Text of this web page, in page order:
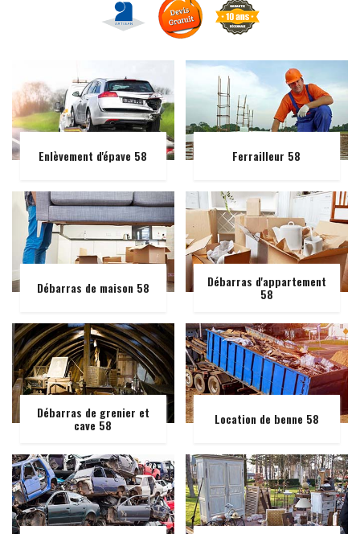
Enlèvement d'épave 58 Ferrailleur 58
Débarras de maison 58 Débarras d'appartement
58
Débarras de grenier et
cave 58 Location de benne 58